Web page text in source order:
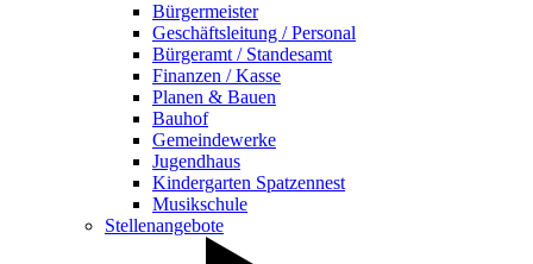
Bürgermeister
Geschäftsleitung / Personal
Bürgeramt / Standesamt
Finanzen / Kasse
Planen & Bauen
Bauhof
Gemeindewerke
Jugendhaus
Kindergarten Spatzennest
Musikschule
Stellenangebote